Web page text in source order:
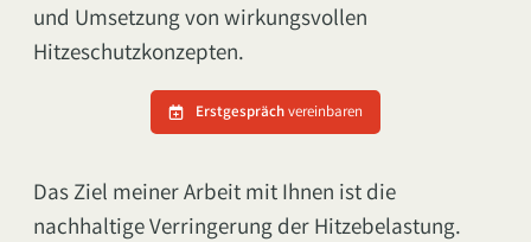
und Umsetzung von wirkungsvollen
Hitzeschutzkonzepten.
Erstgesprächvereinbaren
Das Ziel meiner Arbeit mit Ihnen ist die
nachhaltige Verringerung der Hitzebelastung.